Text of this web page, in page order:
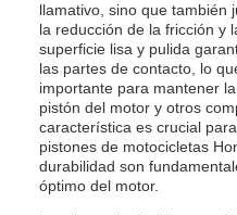
llamativo, sino que también
la reducción de la fricción y
superficie lisa y pulida
las partes de contacto, lo
importante para mantener
pistón del motor y otros
característica es crucial
pistones de motocicletas
durabilidad son
óptimo del motor.